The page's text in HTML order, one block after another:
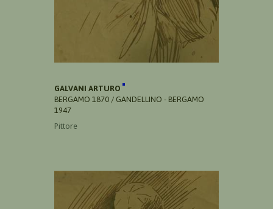
GALVANI ARTURO
BERGAMO 1870 / GANDELLINO - BERGAMO
1947
Pittore